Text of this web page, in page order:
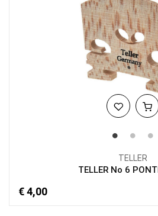
TELLER
TELLER No 6
€ 4,00